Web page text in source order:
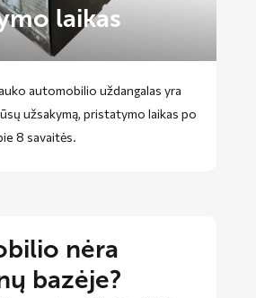
laikas
automobilio uždangalas yra
užsakymą, pristatymo laikas po
8 savaitės.
nėra
bazėje?